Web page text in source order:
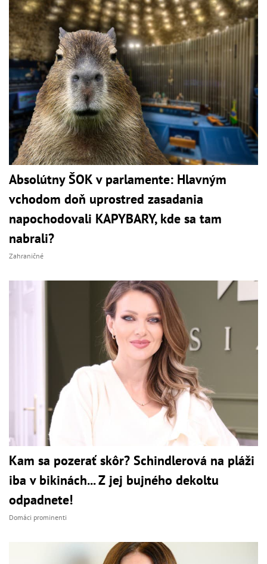
Absolútny ŠOK v parlamente: Hlavným
vchodom doň uprostred zasadania
napochodovali KAPYBARY, kde sa tam
nabrali?
Zahraničné
Kam sa pozerať skôr? Schindlerová na pláži
iba v bikinách... Z jej bujného dekoltu
odpadnete!
Domáci prominenti